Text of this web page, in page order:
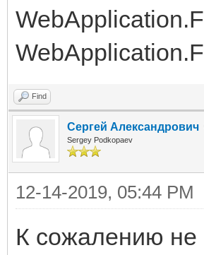
Find
Сергей Александрович
Sergey Podkopaev
12-14-2019, 05:44 PM
К сожалению не